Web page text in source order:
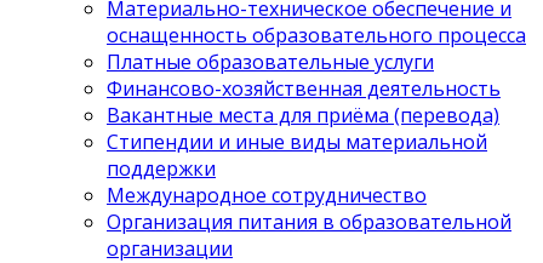
Материально-техническое обеспечение и
оснащенность образовательного процесса
Платные образовательные услуги
Финансово-хозяйственная деятельность
Вакантные места для приёма (перевода)
Стипендии и иные виды материальной
поддержки
Международное сотрудничество
Организация питания в образовательной
организации